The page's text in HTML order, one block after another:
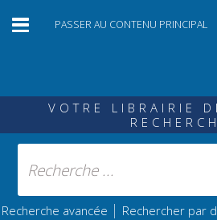
PASSER AU CONTENU PRINCIPAL
VOTRE LIBRAIRIE
Recherche avancée | Rechercher par